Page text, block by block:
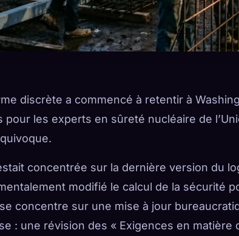
discrète a commencé à retentir à
pour les experts en sûreté nucléaire de
concentrée sur la dernière version du
modifié le calcul de la sécurité
concentre sur une mise à jour
: une révision des « Exigences en matière